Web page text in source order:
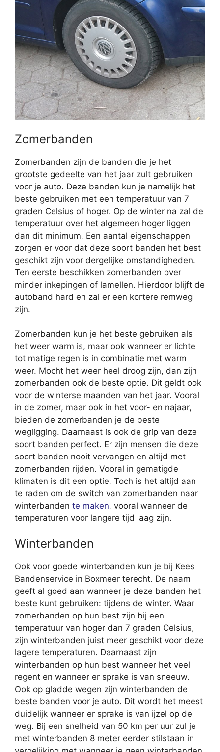
Zomerbanden
Zomerbanden zijn de banden die je het
grootste gedeelte van het jaar zult gebruiken
voor je auto. Deze banden kun je namelijk het
beste gebruiken met een temperatuur van 7
graden Celsius of hoger. Op de winter na zal de
temperatuur over het algemeen hoger liggen
dan dit minimum. Een aantal eigenschappen
zorgen er voor dat deze soort banden het best
geschikt zijn voor dergelijke omstandigheden.
Ten eerste beschikken zomerbanden over
minder inkepingen of lamellen. Hierdoor blijft de
autoband hard en zal er een kortere remweg
zijn.
Zomerbanden kun je het beste gebruiken als
het weer warm is, maar ook wanneer er lichte
tot matige regen is in combinatie met warm
weer. Mocht het weer heel droog zijn, dan zijn
zomerbanden ook de beste optie. Dit geldt ook
voor de winterse maanden van het jaar. Vooral
in de zomer, maar ook in het voor- en najaar,
bieden de zomerbanden je de beste
wegligging. Daarnaast is ook de grip van deze
soort banden perfect. Er zijn mensen die deze
soort banden nooit vervangen en altijd met
zomerbanden rijden. Vooral in gematigde
klimaten is dit een optie. Toch is het altijd aan
te raden om de switch van zomerbanden naar
winterbanden te maken, vooral wanneer de
temperaturen voor langere tijd laag zijn.
Winterbanden
Ook voor goede winterbanden kun je bij Kees
Bandenservice in Boxmeer terecht. De naam
geeft al goed aan wanneer je deze banden het
beste kunt gebruiken: tijdens de winter. Waar
zomerbanden op hun best zijn bij een
temperatuur van hoger dan 7 graden Celsius,
zijn winterbanden juist meer geschikt voor deze
lagere temperaturen. Daarnaast zijn
winterbanden op hun best wanneer het veel
regent en wanneer er sprake is van sneeuw.
Ook op gladde wegen zijn winterbanden de
beste banden voor je auto. Dit wordt het meest
duidelijk wanneer er sprake is van ijzel op de
weg. Bij een snelheid van 50 km per uur zul je
met winterbanden 8 meter eerder stilstaan in